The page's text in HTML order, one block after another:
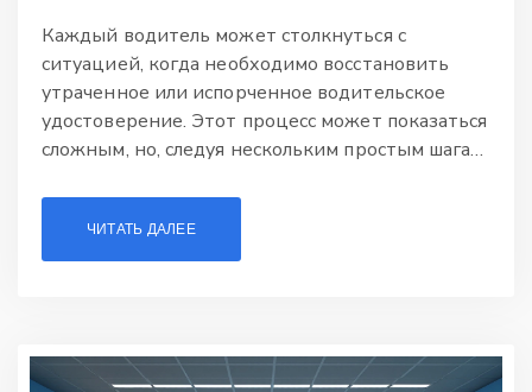
Каждый водитель может столкнуться с
ситуацией, когда необходимо восстановить
утраченное или испорченное водительское
удостоверение. Этот процесс может показаться
сложным, но, следуя нескольким простым шагам,
лишних хлопот. В статье рассматриваются
этапы восстановления, необходимые
документы, а также полезные советы, которые
задержек.
ЧИТАТЬ ДАЛЕЕ